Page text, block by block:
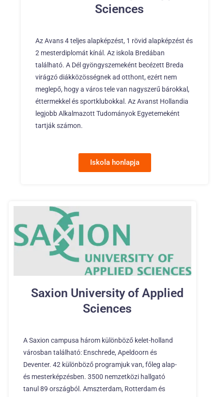
Sciences
Az Avans 4 teljes alapképzést, 1 rövid alapképzést és
2 mesterdiplomát kínál. Az iskola Bredában
található. A Dél gyöngyszemeként becézett Breda
virágzó diákközösségnek ad otthont, ezért nem
meglepő, hogy a város tele van nagyszerű bárokkal,
éttermekkel és sportklubokkal. Az Avanst Hollandia
legjobb Alkalmazott Tudományok Egyetemeként
tartják számon.
Iskola honlapja
Saxion University of Applied
Sciences
A Saxion campusa három különböző kelet-holland
városban található: Enschrede, Apeldoorn és
Deventer. 42 különböző programjuk van, főleg alap-
és mesterképzésben. 3500 nemzetközi hallgató
tanul 89 országból. Amszterdam, Rotterdam és